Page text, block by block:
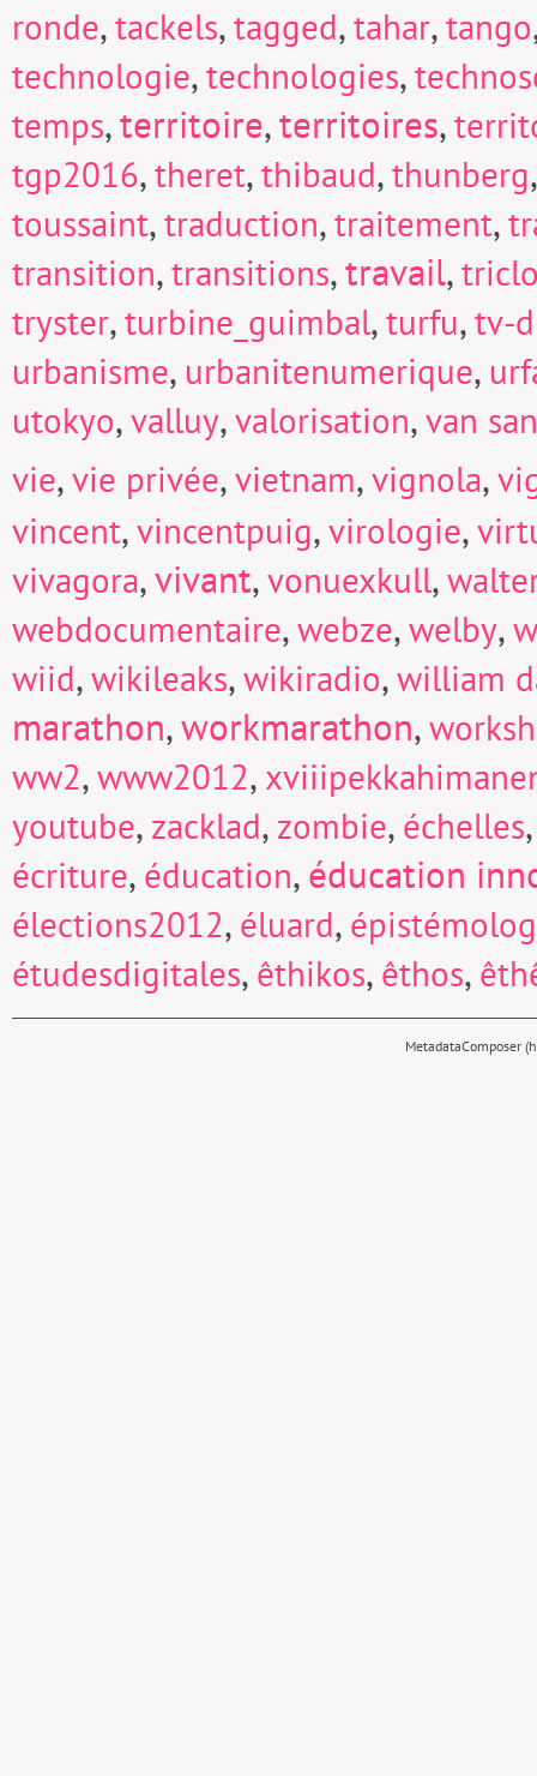
ronde,tackels,tagged,tahar,tango
technologie,technologies,
temps,territoire,territoires,
tgp2016,theret,thibaud,thunberg
toussaint,traduction,traitement,
transition,transitions,travail,
tryster,turbine_guimbal,turfu,tv-
urbanisme, urbanitenumerique,
utokyo,valluy,valorisation,van
vie,vie privée,vietnam,vignola,
vincent,vincentpuig,virologie,
vivagora,vivant,vonuexkull,
webdocumentaire,webze,welby,
wiid,wikileaks,wikiradio,william
marathon,workmarathon,
ww2,www2012,
youtube, zacklad, zombie, échelles
écriture, éducation,éducation
élections2012, éluard,
étudesdigitales, êthikos, êthos,
MetadataComposer